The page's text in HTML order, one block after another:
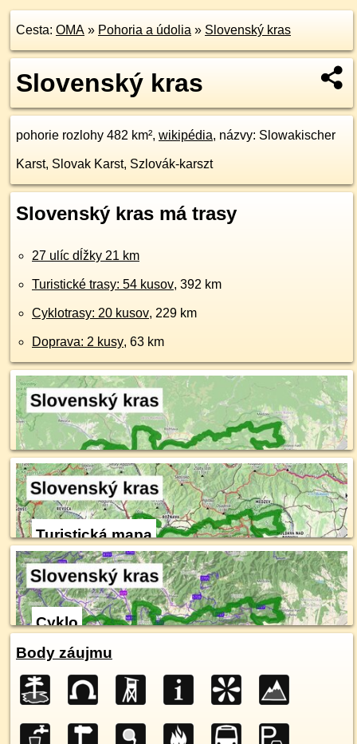
Cesta: OMA » Pohoria a údolia » Slovenský kras
Slovenský kras
pohorie rozlohy 482 km², wikipédia, názvy: Slowakischer
Karst, Slovak Karst, Szlovák-karszt
Slovenský kras má trasy
27 ulíc dĺžky 21 km
Turistické trasy: 54 kusov, 392 km
Cyklotrasy: 20 kusov, 229 km
Doprava: 2 kusy, 63 km
Turistická mapa
Cyklo
Body záujmu